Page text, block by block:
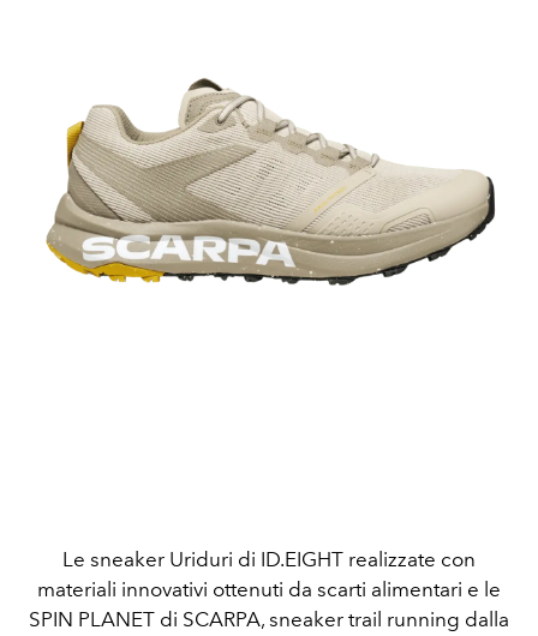
Le sneaker Uriduri di ID.EIGHT realizzate con
materiali innovativi ottenuti da scarti alimentari e le
SPIN PLANET di SCARPA, sneaker trail running dalla